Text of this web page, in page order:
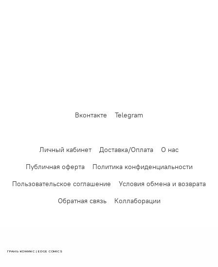
Вконтакте Telegram
Личный кабинет Доставка/Оплата
О нас
Публичная оферта
Политика конфиденциальности
Пользовательское соглашение
Условия обмена и возврата
Обратная связь
Коллаборации
ГРАНЬ КОМИКС | EDGE COMICS